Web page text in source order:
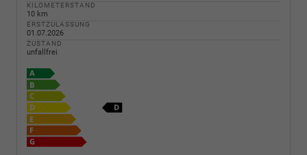
KILOMETERSTAND
10 km
ERSTZULASSUNG
01.07.2026
ZUSTAND
unfallfrei